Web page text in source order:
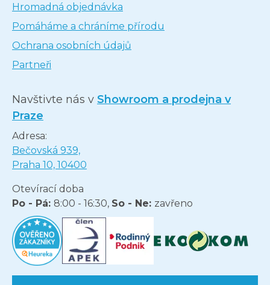
Hromadná objednávka
Pomáháme a chráníme přírodu
Ochrana osobních údajů
Partneři
Navštivte nás v Showroom a prodejna v
Praze
Adresa:
Bečovská 939,
Praha 10, 10400
Otevírací doba
Po - Pá: 8:00 - 16:30, So - Ne: zavřeno